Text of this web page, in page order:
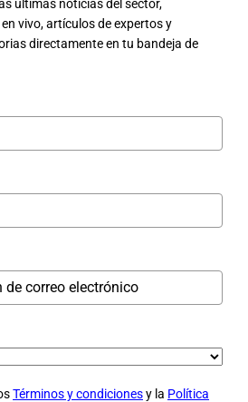
últimas noticias del sector,
vivo, artículos de expertos y
directamente en tu bandeja de
Términos y condicionesy la Política